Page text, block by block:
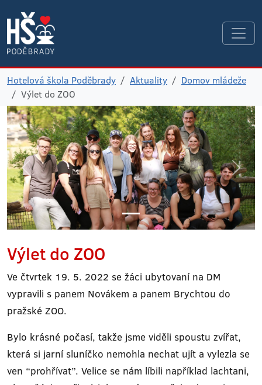
Hotelová škola Poděbrady Aktuality
Domov mládeže
Výlet do ZOO
Výlet do ZOO
Ve čtvrtek 19. 5. 2022 se žáci ubytovaní na DM
vypravili s panem Novákem a panem Brychtou do
pražské ZOO.
Bylo krásné počasí, takže jsme viděli spoustu zvířat,
která si jarní sluníčko nemohla nechat ujít a vylezla se
ven “prohřívat”. Velice se nám líbili například lachtani,